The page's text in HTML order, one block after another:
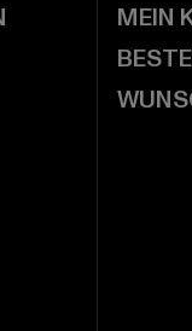
MEIN